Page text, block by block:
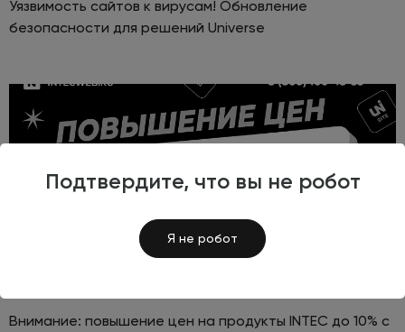
Подтвердите, что вы не робот
Я не робот
Уязвимость сайтов к вирусам! Обновление
безопасности для решений Universe
Внимание: повышение цен на продукты INTEC до 10% с